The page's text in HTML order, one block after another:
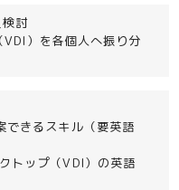
討
）を各個人へ振り分
できるスキル（要英語
トップ（VDI）の英語